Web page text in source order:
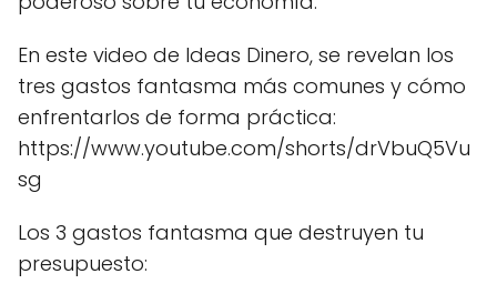
En este video de Ideas Dinero, se revelan los
tres gastos fantasma más comunes y cómo
enfrentarlos de forma práctica:
https://www.youtube.com/shorts/drVbuQ5Vu
sg
Los 3 gastos fantasma que destruyen tu
presupuesto: